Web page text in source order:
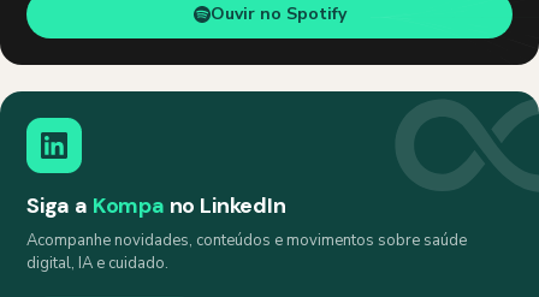
Ouvir no Spotify
Siga a Kompa no LinkedIn
Acompanhe novidades, conteúdos e movimentos sobre saúde
digital, IA e cuidado.